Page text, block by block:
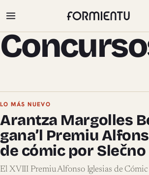
Pieces de Concursos
LO MÁS NUEVO
Arantza Margolles
gana’l Premiu
de cómic por Slečno
El XVIII Premiu Alfonso Iglesias de